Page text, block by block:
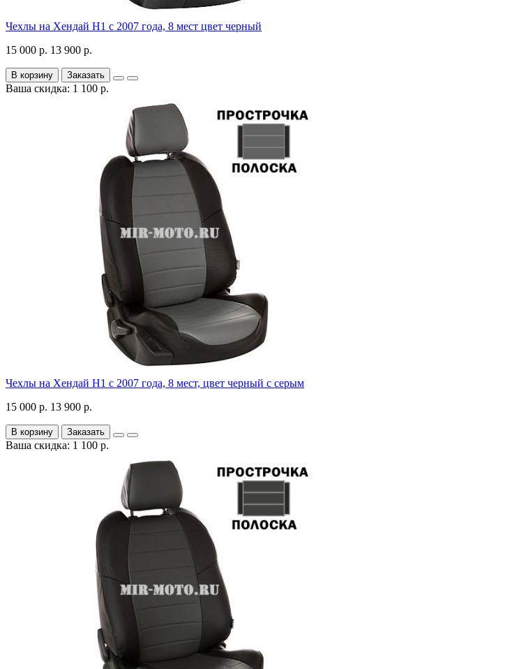
Чехлы на Хендай Н1 с 2007 года, 8 мест цвет черный
15 000 р. 13 900 р.
В корзину Заказать
Ваша скидка: 1 100 р.
Чехлы на Хендай Н1 с 2007 года, 8 мест, цвет черный с серым
15 000 р. 13 900 р.
В корзину Заказать
Ваша скидка: 1 100 р.